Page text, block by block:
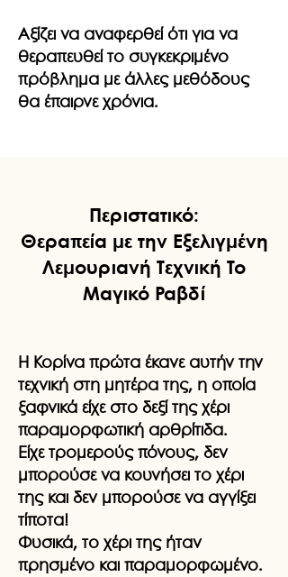
Αξίζει να αναφερθεί ότι για να
θεραπευθεί το συγκεκριμένο
πρόβλημα με άλλες μεθόδους
θα έπαιρνε χρόνια.
Περιστατικό:
Θεραπεία με την Εξελιγμένη
Λεμουριανή Τεχνική Το
Μαγικό Ραβδί
Η Κορίνα πρώτα έκανε αυτήν την
τεχνική στη μητέρα της, η οποία
ξαφνικά είχε στο δεξί της χέρι
παραμορφωτική αρθρίτιδα.
Είχε τρομερούς πόνους, δεν
μπορούσε να κουνήσει το χέρι
της και δεν μπορούσε να αγγίξει
τίποτα!
Φυσικά, το χέρι της ήταν
πρησμένο και παραμορφωμένο.